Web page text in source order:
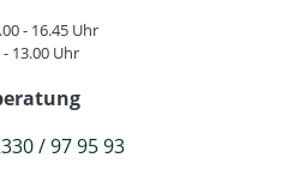
- 16.45 Uhr
- 13.00 Uhr
/ 97 95 93